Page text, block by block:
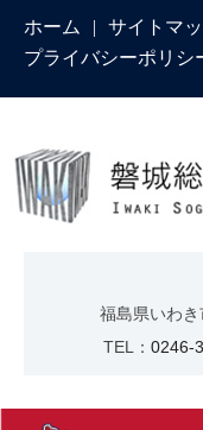
ホーム サイトマ
プライバシーポリシ
福島県いわ
TEL： 0246-